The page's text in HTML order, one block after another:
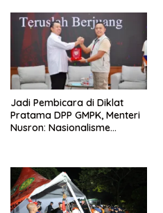
Jadi Pembicara di Diklat
Pratama DPP GMPK, Menteri
Nusron: Nasionalisme